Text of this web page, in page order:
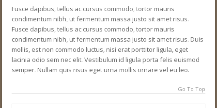
Fusce dapibus, tellus ac cursus commodo, tortor mauris
condimentum nibh, ut fermentum massa justo sit amet risus.
Fusce dapibus, tellus ac cursus commodo, tortor mauris
condimentum nibh, ut fermentum massa justo sit amet risus. Duis
mollis, est non commodo luctus, nisi erat porttitor ligula, eget
lacinia odio sem nec elit. Vestibulum id ligula porta felis euismod
semper. Nullam quis risus eget urna mollis ornare vel eu leo.
Go To Top